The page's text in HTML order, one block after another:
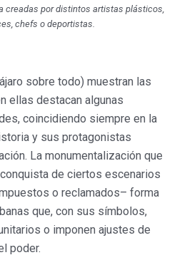
creadas por distintos artistas plásticos,
chefs o deportistas.
sobre todo) muestran las
ellas destacan algunas
coincidiendo siempre en la
y sus protagonistas
La monumentalización que
de ciertos escenarios
o reclamados– forma
que, con sus símbolos,
o imponen ajustes de
poder.